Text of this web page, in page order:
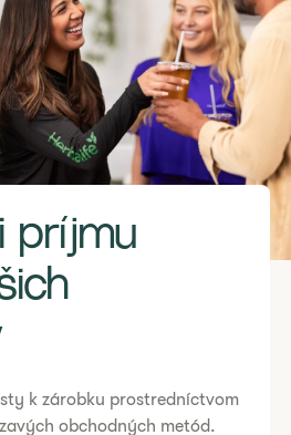
príjmu
k zárobku prostredníctvom
obchodných metód.